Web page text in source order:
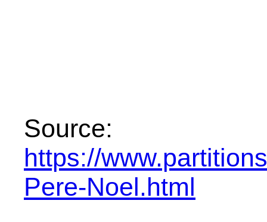
Source:
https://
Pere-Noel.html